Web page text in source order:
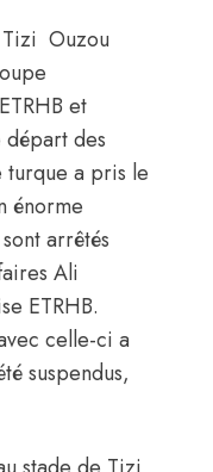
Tizi Ouzou
et
départ des
turque a pris le
énorme
arrêtés
Ali
ETRHB.
celle-ci a
suspendus,